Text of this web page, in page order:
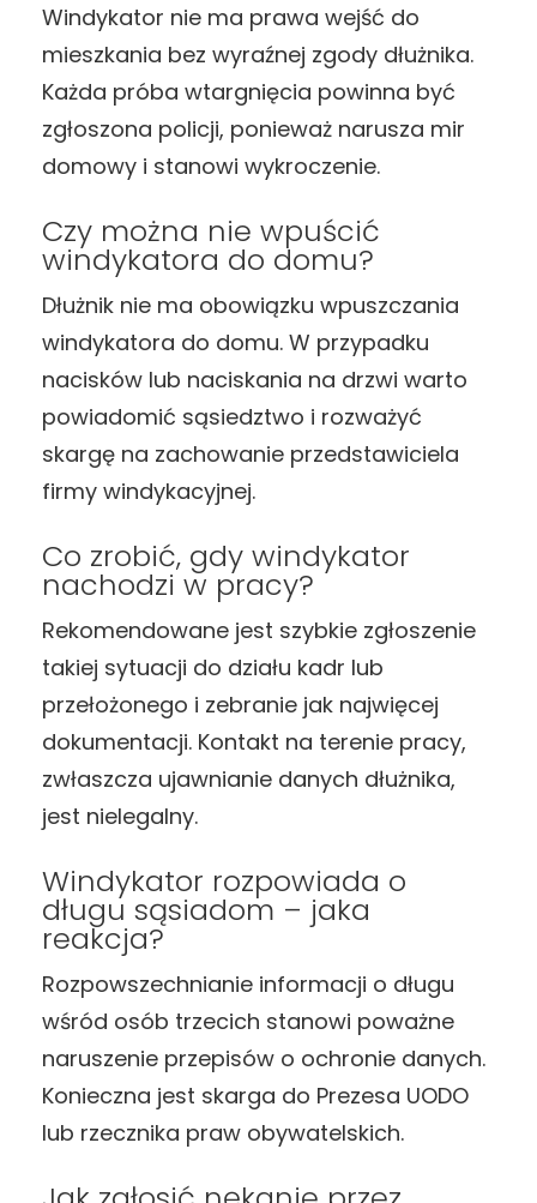
Windykator nie ma prawa wejść do
mieszkania bez wyraźnej zgody dłużnika.
Każda próba wtargnięcia powinna być
zgłoszona policji, ponieważ narusza mir
domowy i stanowi wykroczenie.
Czy można nie wpuścić
windykatora do domu?
Dłużnik nie ma obowiązku wpuszczania
windykatora do domu. W przypadku
nacisków lub naciskania na drzwi warto
powiadomić sąsiedztwo i rozważyć
skargę na zachowanie przedstawiciela
firmy windykacyjnej.
Co zrobić, gdy windykator
nachodzi w pracy?
Rekomendowane jest szybkie zgłoszenie
takiej sytuacji do działu kadr lub
przełożonego i zebranie jak najwięcej
dokumentacji. Kontakt na terenie pracy,
zwłaszcza ujawnianie danych dłużnika,
jest nielegalny.
Windykator rozpowiada o
długu sąsiadom – jaka
reakcja?
Rozpowszechnianie informacji o długu
wśród osób trzecich stanowi poważne
naruszenie przepisów o ochronie danych.
Konieczna jest skarga do Prezesa UODO
lub rzecznika praw obywatelskich.